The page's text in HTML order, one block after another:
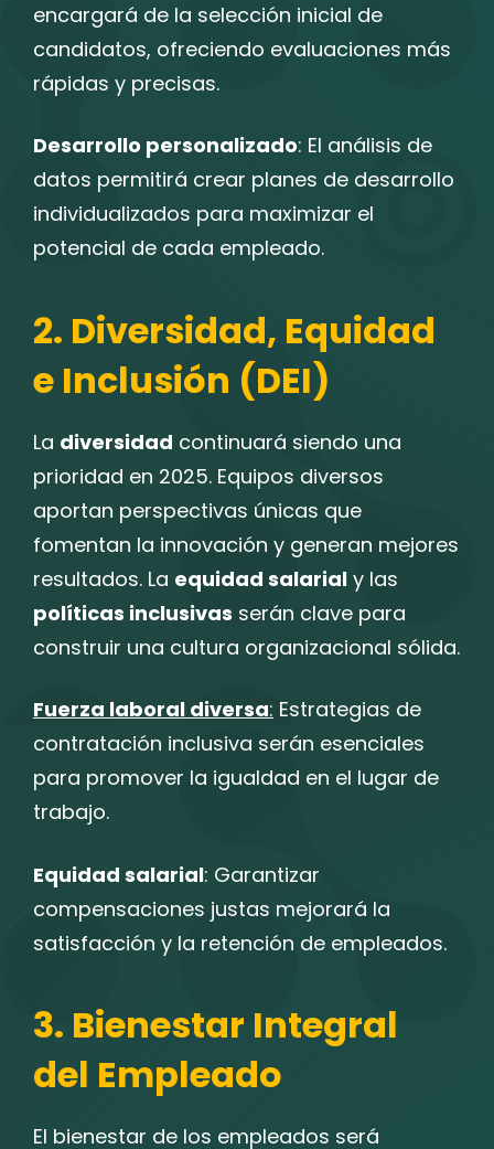
encargará de la selección inicial de
candidatos, ofreciendo evaluaciones más
rápidas y precisas.
Desarrollo personalizado: El análisis de
datos permitirá crear planes de desarrollo
individualizados para maximizar el
potencial de cada empleado.
2. Diversidad, Equidad
e Inclusión (DEI)
La diversidad continuará siendo una
prioridad en 2025. Equipos diversos
aportan perspectivas únicas que
fomentan la innovación y generan mejores
resultados. La equidad salarial y las
políticas inclusivas serán clave para
construir una cultura organizacional sólida.
Fuerza laboral diversa: Estrategias de
contratación inclusiva serán esenciales
para promover la igualdad en el lugar de
trabajo.
Equidad salarial: Garantizar
compensaciones justas mejorará la
satisfacción y la retención de empleados.
3. Bienestar Integral
del Empleado
El bienestar de los empleados será